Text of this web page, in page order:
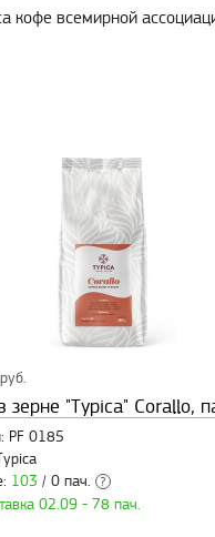
всемирной
руб.
зерне "Typica" Corallo,
PF 0185
103 / 0 пач. ?
02.09 - 78 пач.